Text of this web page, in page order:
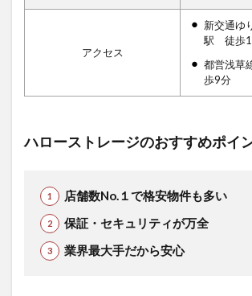
アクセス
新交通ゆ
駅 徒歩
都営浅
歩9分
ハローストレージのおすすめポイ
店舗数No.１で格安物件も多い
保証・セキュリティが万全
業界最大手だから安心